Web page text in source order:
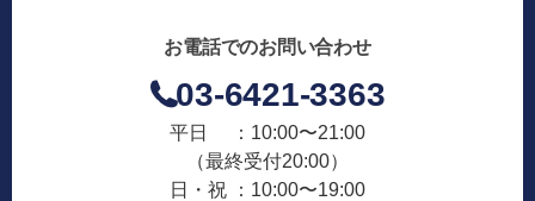
お電話でのお問い合わせ
03-6421-3363
平日 ：10:00〜21:00
（最終受付20:00）
日・祝 ：10:00〜19:00